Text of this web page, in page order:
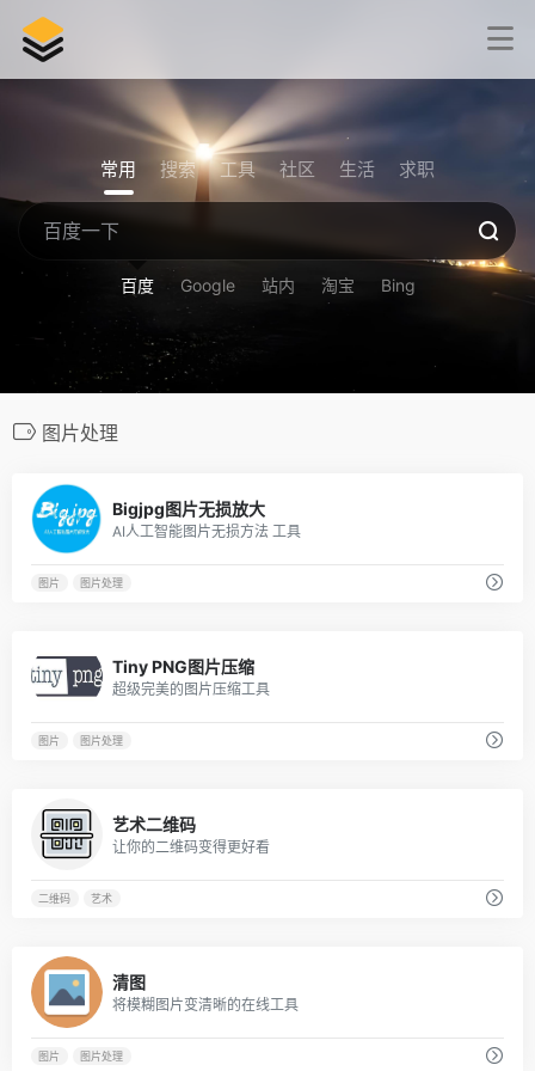
常用 搜索 工具 社区 生活 求职
百度 Google 站内 淘宝 Bing
图片处理
Bigjpg图片无损放大
AI人工智能图片无损方法 工具
图片 图片处理
Tiny PNG图片压缩
超级完美的图片压缩工具
图片 图片处理
艺术二维码
让你的二维码变得更好看
二维码 艺术
清图
将模糊图片变清晰的在线工具
图片 图片处理